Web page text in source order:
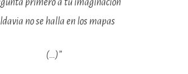
primero a tu imaginación
no se halla en los mapas
(…)”